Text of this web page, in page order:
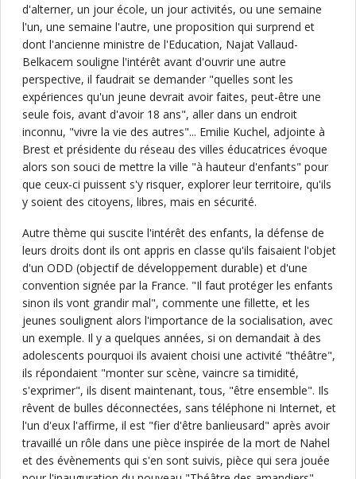
d'alterner, un jour école, un jour activités, ou une semaine
l'un, une semaine l'autre, une proposition qui surprend et
dont l'ancienne ministre de l'Education, Najat Vallaud-
Belkacem souligne l'intérêt avant d'ouvrir une autre
perspective, il faudrait se demander "quelles sont les
expériences qu'un jeune devrait avoir faites, peut-être une
seule fois, avant d'avoir 18 ans", aller dans un endroit
inconnu, "vivre la vie des autres"... Emilie Kuchel, adjointe à
Brest et présidente du réseau des villes éducatrices évoque
alors son souci de mettre la ville "à hauteur d'enfants" pour
que ceux-ci puissent s'y risquer, explorer leur territoire, qu'ils
y soient des citoyens, libres, mais en sécurité.
Autre thème qui suscite l'intérêt des enfants, la défense de
leurs droits dont ils ont appris en classe qu'ils faisaient l'objet
d'un ODD (objectif de développement durable) et d'une
convention signée par la France. "Il faut protéger les enfants
sinon ils vont grandir mal", commente une fillette, et les
jeunes soulignent alors l'importance de la socialisation, avec
un exemple. Il y a quelques années, si on demandait à des
adolescents pourquoi ils avaient choisi une activité "théâtre",
ils répondaient "monter sur scène, vaincre sa timidité,
s'exprimer", ils disent maintenant, tous, "être ensemble". Ils
rêvent de bulles déconnectées, sans téléphone ni Internet, et
l'un d'eux l'affirme, il est "fier d'être banlieusard" après avoir
travaillé un rôle dans une pièce inspirée de la mort de Nahel
et des évènements qui s'en sont suivis, pièce qui sera jouée